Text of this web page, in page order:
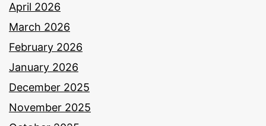
April 2026
March 2026
February 2026
January 2026
December 2025
November 2025